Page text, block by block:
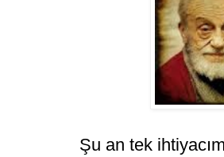
Şu an tek